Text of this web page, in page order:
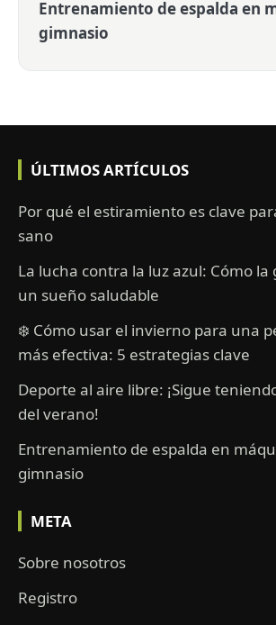
Entrenamiento de espalda en
gimnasio
ÚLTIMOS ARTÍCULOS
Por qué el estiramiento es clave
sano
La lucha contra la luz azul: Cómo
un sueño saludable
❄️ Cómo usar el invierno para una
más efectiva: 5 estrategias clave
Deporte al aire libre: ¡Sigue
del verano!
Entrenamiento de espalda en
gimnasio
META
Sobre nosotros
Registro